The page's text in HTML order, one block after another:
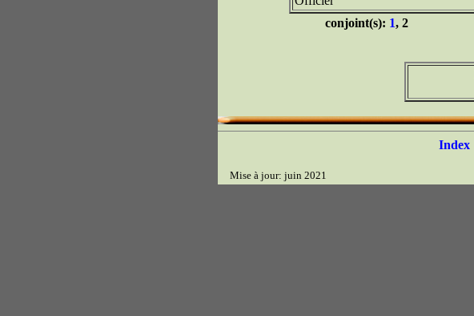
conjoint(s): 1, 2
Index
Mise à jour: juin 2021